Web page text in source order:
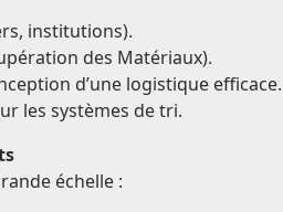
institutions).
des Matériaux).
d’une logistique efficace.
les systèmes de tri.
échelle :